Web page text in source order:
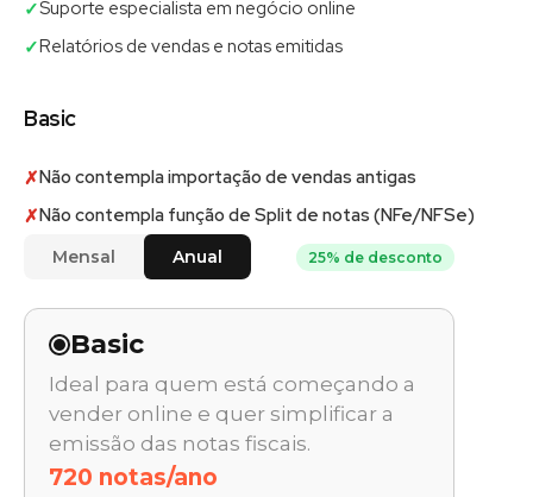
✓Suporte especialista em negócio online
✓Relatórios de vendas e notas emitidas
Basic
✗Não contempla importação de vendas antigas
✗Não contempla função de Split de notas (NFe/NFSe)
Mensal Anual 25% de desconto
Basic
Ideal para quem está começando a
vender online e quer simplificar a
emissão das notas fiscais.
720 notas/ano